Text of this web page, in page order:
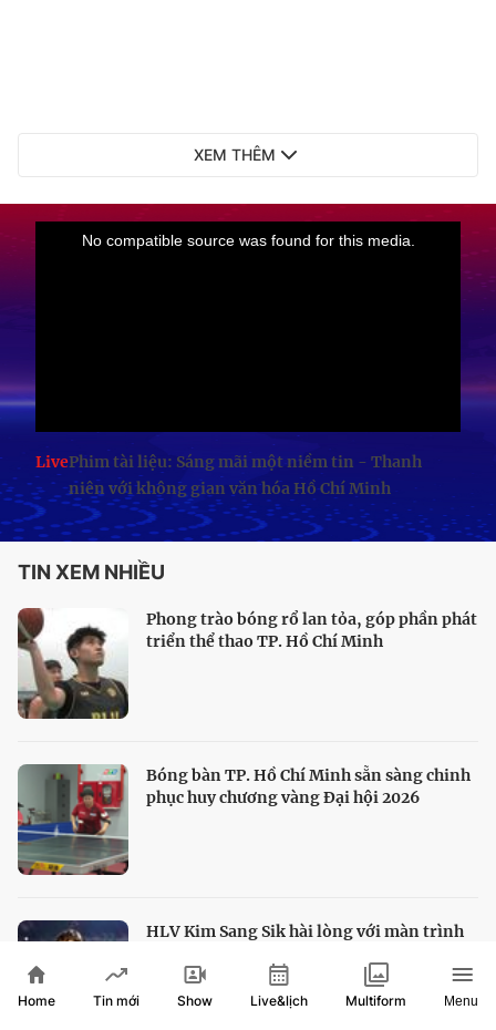
XEM THÊM
LivePhim tài liệu: Sáng mãi một niềm tin - Thanh
niên với không gian văn hóa Hồ Chí Minh
TIN XEM NHIỀU
Phong trào bóng rổ lan tỏa, góp phần phát
triển thể thao TP. Hồ Chí Minh
Bóng bàn TP. Hồ Chí Minh sẵn sàng chinh
phục huy chương vàng Đại hội 2026
HLV Kim Sang Sik hài lòng với màn trình
Home Tin mới Show Live&lịch Multiform Menu